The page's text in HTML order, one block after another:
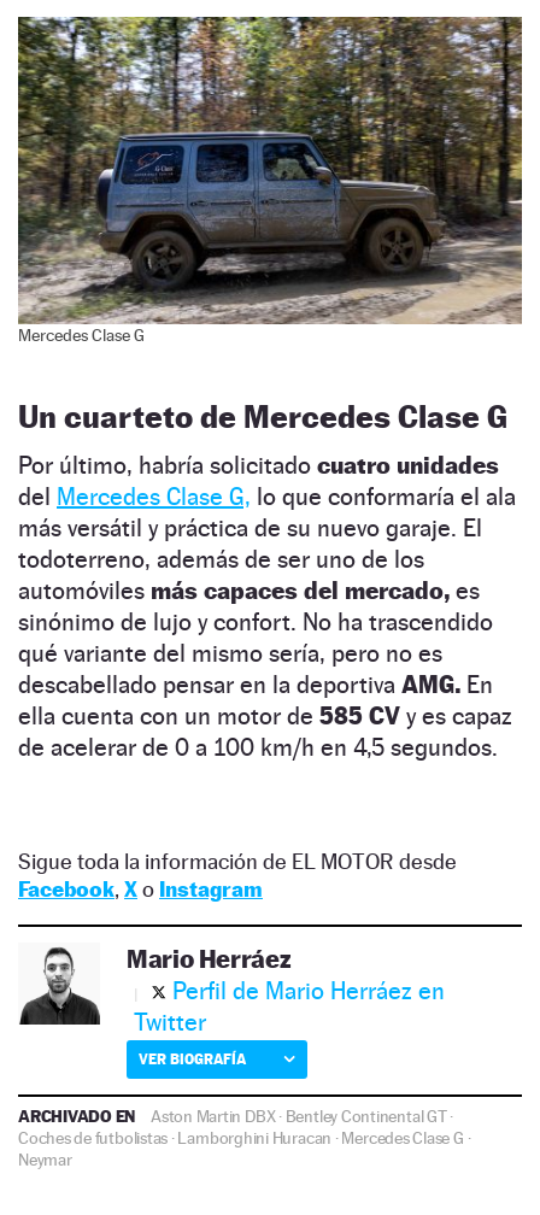
Mercedes Clase G
Un cuarteto de Mercedes Clase G
Por último, habría solicitado cuatro unidades
del Mercedes Clase G, lo que conformaría el ala
más versátil y práctica de su nuevo garaje. El
todoterreno, además de ser uno de los
automóviles más capaces del mercado, es
sinónimo de lujo y confort. No ha trascendido
qué variante del mismo sería, pero no es
descabellado pensar en la deportiva AMG. En
ella cuenta con un motor de 585 CV y es capaz
de acelerar de 0 a 100 km/h en 4,5 segundos.
Sigue toda la información de EL MOTOR desde
Facebook, Xo Instagram
Mario Herráez
Perfil de Mario Herráez en
Twitter
VER BIOGRAFÍA
ARCHIVADO EN Aston Martin DBX· Bentley Continental GT·
Coches de futbolistas ·Lamborghini Huracan ·Mercedes Clase G ·
Neymar